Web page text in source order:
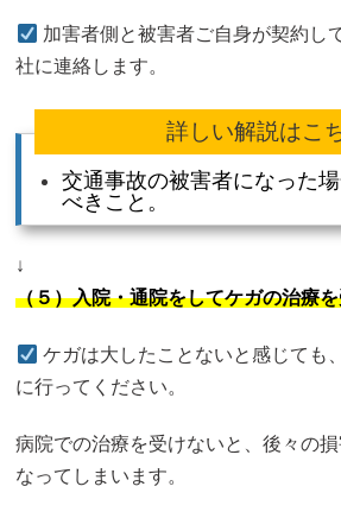
加害者側と被害者ご自身が契約し
社に連絡します。
詳しい解説はこ
交通事故の被害者になった
べきこと。
↓
（５）入院・通院をしてケガの治療
ケガは大したことないと感じても
に行ってください。
病院での治療を受けないと、後々の
なってしまいます。